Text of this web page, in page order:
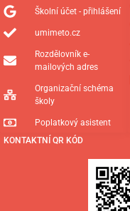
KONTAKTNÍ QR KÓD
Školní účet - přihlášení
umimeto.cz
Rozdělovník e-
mailových adres
Organizační schéma
školy
Poplatkový asistent